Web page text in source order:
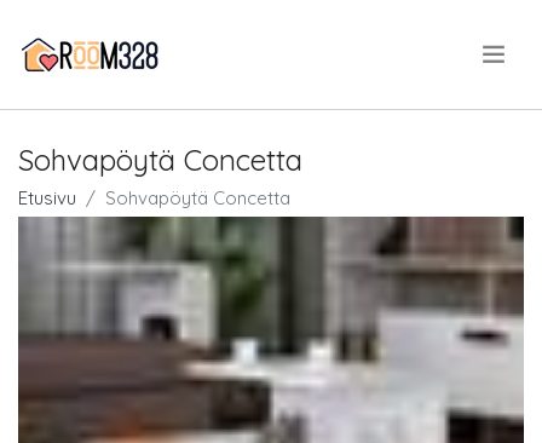
Sohvapöytä Concetta
Etusivu Sohvapöytä Concetta